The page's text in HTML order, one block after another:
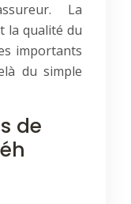
La
la qualité du
importants
du simple
de